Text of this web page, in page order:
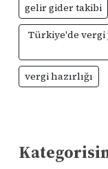
gelir gider takibi
Türkiye'de vergi
vergi hazırlığı